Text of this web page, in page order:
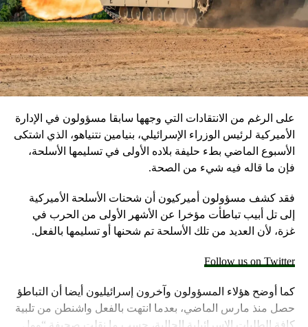
على الرغم من الانتقادات التي وجهها سابقا مسؤولون في الإدارة
الأميركية لرئيس الوزراء الإسرائيلي، بنيامين نتنياهو، الذي اشتكى
الأسبوع الماضي بطء حليفة بلاده الأولى في تسليمها الأسلحة،
فإن ما قاله فيه شيء من الصحة.
فقد كشف مسؤولون أميركيون أن شحنات الأسلحة الأميركية
إلى تل أبيب تباطأت مؤخرا عن الأشهر الأولى من الحرب في
غزة، لأن العديد من تلك الأسلحة تم شحنها أو تسليمها بالفعل.
Follow us on Twitter
كما أوضح هؤلاء المسؤولون وآخرون إسرائيليون أيضا أن التباطؤ
حصل منذ مارس الماضي، بعدما انتهت بالفعل واشنطن من تلبية
كافة الطلبات الإسرائيلية الحالية، حسب ما نقلت صحيفة “وول